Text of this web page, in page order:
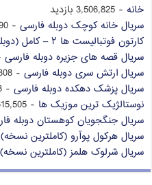
خانه - 3,506,825 بازدید
سریال خانه کوچک دوبله فارسی - 965,690 بازدید
کارتون فوتبالیست ها ۲ – کامل (دوبله فارسی)
سریال قصه های جزیره دوبله فارسی -
سریال ارتش سری دوبله فارسی - 694,308 بازدید
سریال پزشک دهکده دوبله فارسی - 639,093 بازدید
نوستالژیک ترین موزیک ها - 615,505 بازدید
سریال جنگجویان کوهستان دوبله
سریال هرکول پوآرو (کاملترین
سریال شرلوک هلمز (کاملترین